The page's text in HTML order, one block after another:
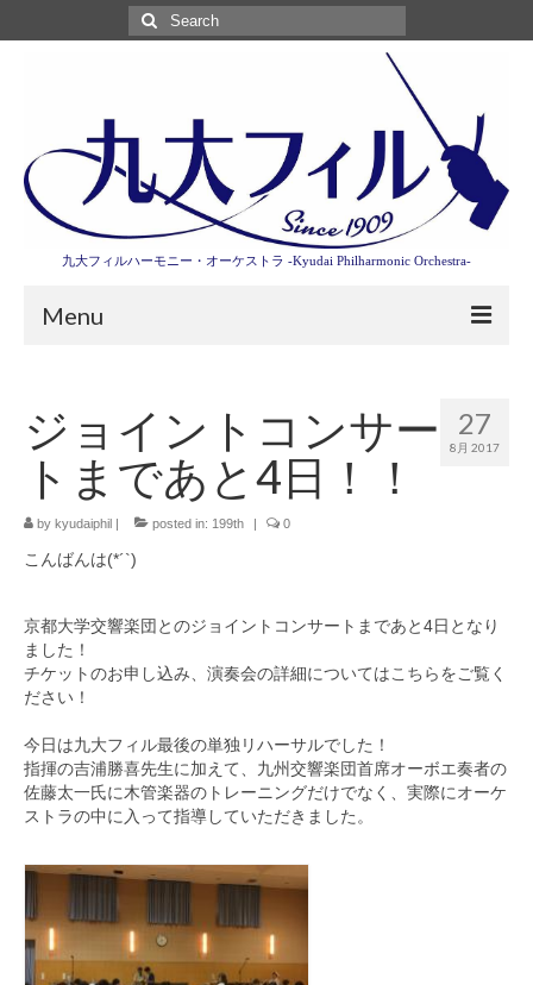
Search
for:
九大フィルハーモニー・オーケストラ -Kyudai Philharmonic Orchestra-
Menu
演奏会情報
卒業記念演奏会2027
九大フィルとは
九大フィルの歴史
ご寄付のお願い
演奏会の歴史
九大フィル特集ページ
団員専用ページ
27
8月 2017
ジョイントコンサー
トまであと4日！！
by kyudaiphil posted in: 199th 0
こんばんは(*´`)
京都大学交響楽団とのジョイントコンサートまであと4日となり
ま した！
チケットのお申し込み、 演奏会の詳細についてはこちらをご覧く
ださい！
今日は九大フィル最後の単独リハーサルでした！
指揮の吉浦勝喜先生に加えて、 九州交響楽団首席オーボエ奏者の
佐藤太一氏に木管楽器のトレーニングだけでなく、 実際にオーケ
ストラの中に入って指導していただきました。